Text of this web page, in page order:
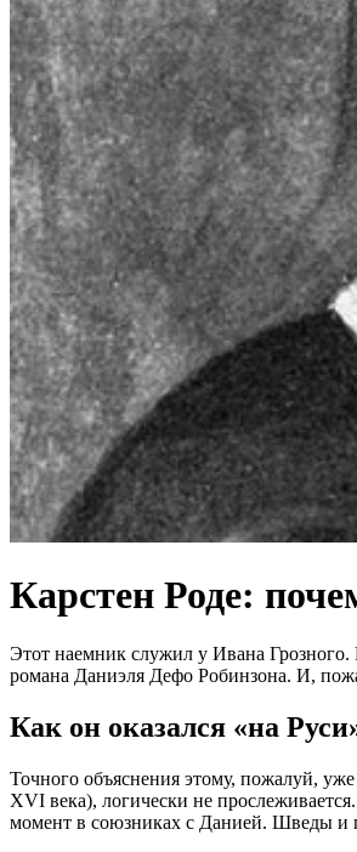
Карстен Роде:
Этот наемник служил у Ивана Грозного.
романа Даниэля Дефо Робинзона. И,
Как он оказался «на
Точного объяснения этому, пожалуй,
XVI века), логически не
момент в союзниках с Данией. Шведы и